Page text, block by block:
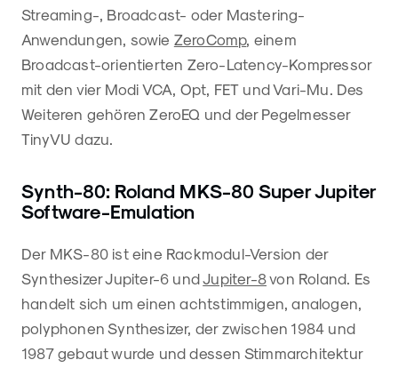
Streaming-, Broadcast- oder Mastering-
Anwendungen, sowie ZeroComp, einem
Broadcast-orientierten Zero-Latency-Kompressor
mit den vier Modi VCA, Opt, FET und Vari-Mu. Des
Weiteren gehören ZeroEQ und der Pegelmesser
TinyVU dazu.
Synth-80: Roland MKS-80 Super Jupiter
Software-Emulation
Der MKS-80 ist eine Rackmodul-Version der
Synthesizer Jupiter-6 undJupiter-8von Roland. Es
handelt sich um einen achtstimmigen, analogen,
polyphonen Synthesizer, der zwischen 1984 und
1987 gebaut wurde und dessen Stimmarchitektur